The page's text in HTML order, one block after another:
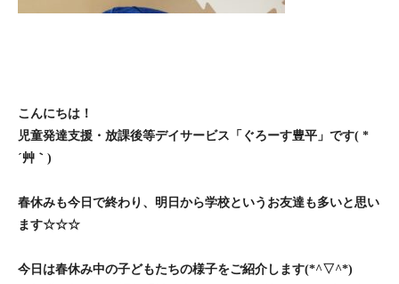
こんにちは！
児童発達支援・放課後等デイサービス「ぐろーす豊平」です( *
´艸｀)
春休みも今日で終わり、明日から学校というお友達も多いと思い
ます☆☆☆
今日は春休み中の子どもたちの様子をご紹介します(*^▽^*)